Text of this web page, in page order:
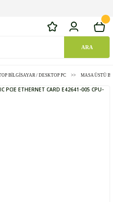
ARA
BİLGİSAYAR / DESKTOP PC MASA ÜSTÜ